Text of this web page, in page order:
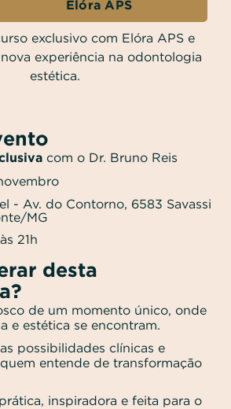
Elóra APS
exclusivo com Elóra APS e
experiência na odontologia
estética.
com o Dr. Bruno Reis
- Av. do Contorno, 6583 Savassi
MG
21h
desta
de um momento único, onde
e estética se encontram.
possibilidades clínicas e
entende de transformação
inspiradora e feita para o